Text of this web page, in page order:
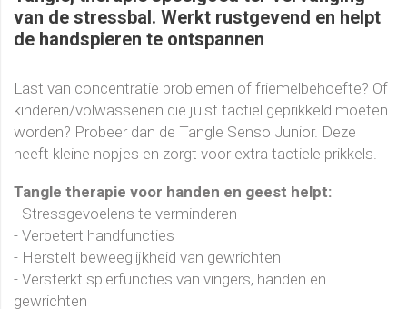
van de stressbal. Werkt rustgevend en helpt
de handspieren te ontspannen
Last van concentratie problemen of friemelbehoefte? Of
kinderen/volwassenen die juist tactiel geprikkeld moeten
worden? Probeer dan de Tangle Senso Junior. Deze
heeft kleine nopjes en zorgt voor extra tactiele prikkels.
Tangle therapie voor handen en geest helpt:
- Stressgevoelens te verminderen
- Verbetert handfuncties
- Herstelt beweeglijkheid van gewrichten
- Versterkt spierfuncties van vingers, handen en
gewrichten